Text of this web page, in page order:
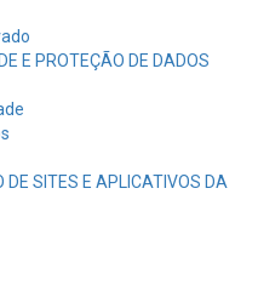
E PROTEÇÃO DE DADOS
DE SITES E APLICATIVOS DA